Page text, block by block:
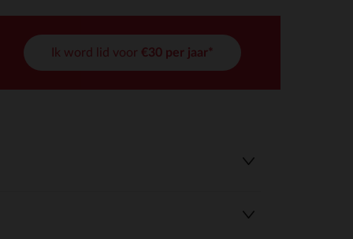
aan te passen en te beheren, en zorgt ervoor dat aan
Ik word lid voor €30 per jaar*